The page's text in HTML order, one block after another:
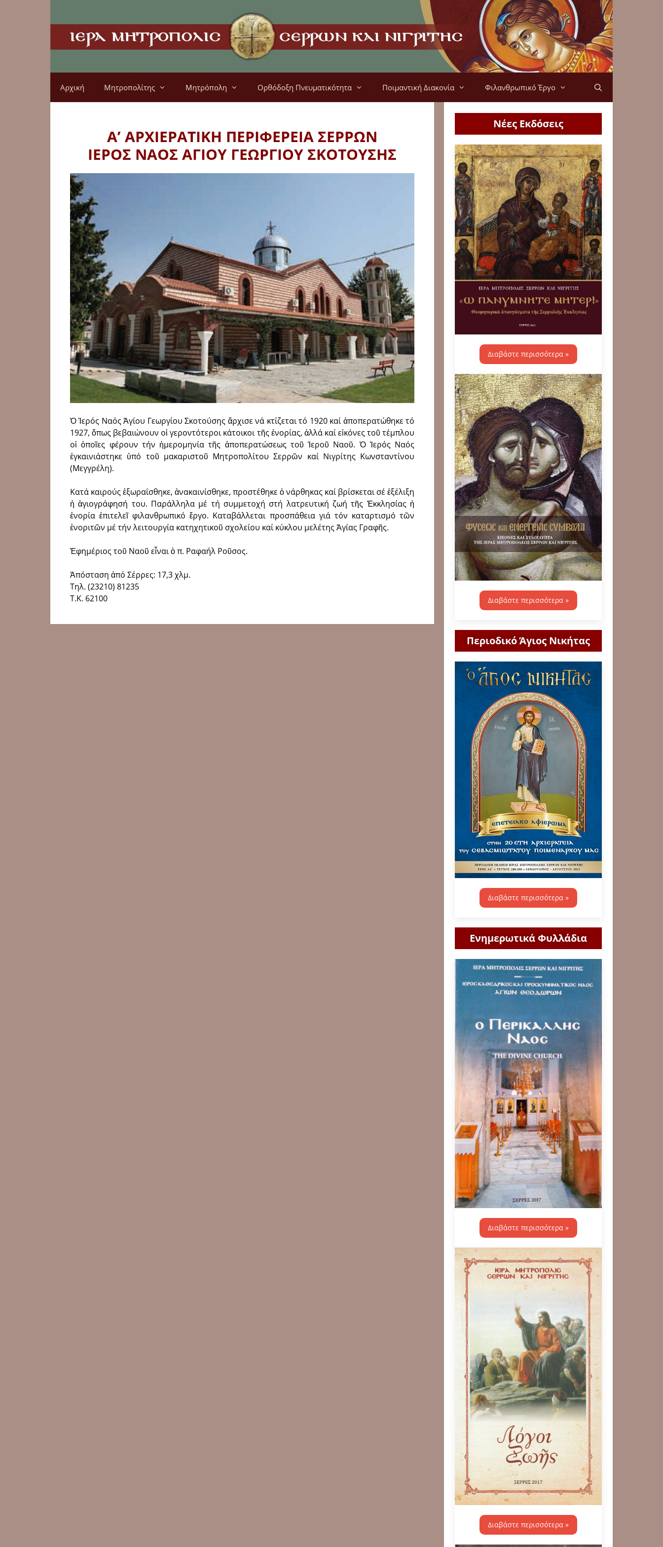
Αρχική Μητροπολίτης Μητρόπολη Ορθόδοξη Πνευματικότητα Ποιμαντική Διακονία Φιλανθρωπικό Έργο
Α’ ΑΡΧΙΕΡΑΤΙΚΗ ΠΕΡΙΦΕΡΕΙΑ ΣΕΡΡΩΝ
ΙΕΡΟΣ ΝΑΟΣ ΑΓΙΟΥ ΓΕΩΡΓΙΟΥ ΣΚΟΤΟΥΣΗΣ
Ὁ Ἱερός Ναός Ἁγίου Γεωργίου Σκοτούσης ἄρχισε νά κτίζεται τό 1920 καί ἀποπερατώθηκε τό
1927, ὅπως βεβαιώνουν οἱ γεροντότεροι κάτοικοι τῆς ἐνορίας, ἀλλά καί εἰκόνες τοῦ τέμπλου
οἱ ὁποῖες φέρουν τήν ἡμερομηνία τῆς ἀποπερατώσεως τοῦ Ἱεροῦ Ναοῦ. Ὁ Ἱερός Ναός
ἐγκαινιάστηκε ὑπό τοῦ μακαριστοῦ Μητροπολίτου Σερρῶν καί Νιγρίτης Κωνσταντίνου
(Μεγγρέλη).
Κατά καιρούς ἐξωραΐσθηκε, ἀνακαινίσθηκε, προστέθηκε ὁ νάρθηκας καί βρίσκεται σέ ἐξέλιξη
ἡ ἁγιογράφησή του. Παράλληλα μέ τή συμμετοχή στή λατρευτική ζωή τῆς Ἐκκλησίας ἡ
ἐνορία ἐπιτελεῖ φιλανθρωπικό ἔργο. Καταβάλλεται προσπάθεια γιά τόν καταρτισμό τῶν
ἐνοριτῶν μέ τήν λειτουργία κατηχητικοῦ σχολείου καί κύκλου μελέτης Ἁγίας Γραφῆς.
Ἐφημέριος τοῦ Ναοῦ εἶναι ὁ π. Ραφαήλ Ροῦσος.
Ἀπόσταση ἀπό Σέρρες: 17,3 χλμ.
Τηλ. (23210) 81235
T.K. 62100
Νέες Εκδόσεις
Διαβάστε περισσότερα »
Διαβάστε περισσότερα »
Περιοδικό Άγιος Νικήτας
Διαβάστε περισσότερα »
Ενημερωτικά Φυλλάδια
Διαβάστε περισσότερα »
Διαβάστε περισσότερα »